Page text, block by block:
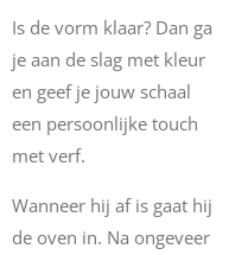
Is de vorm klaar? Dan ga
je aan de slag met kleur
en geef je jouw schaal
een persoonlijke touch
met verf.
Wanneer hij af is gaat hij
de oven in. Na ongeveer